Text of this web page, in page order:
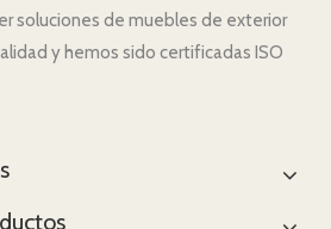
soluciones de muebles de exterior
y hemos sido certificadas ISO